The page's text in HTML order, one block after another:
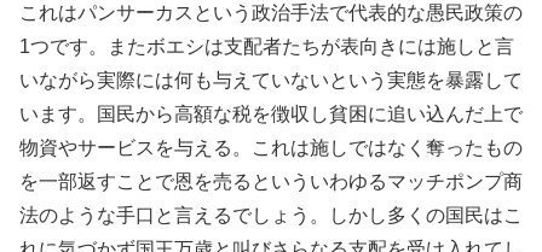
これはパンサーカスという政治手法で代表的な愚民政策の
1つです。またボエシは支配者たちが表向きには施しと言
いながら実際には何も与えていないという実態を暴露して
います。国民から高額な税を徴収し貧困に追い込んだ上で
物資やサービスを与える。これは施しではなく奪ったもの
を一部返すことで恩を売るといういわゆるマッチポンプ商
法のような手口と言えるでしょう。しかし多くの国民はこ